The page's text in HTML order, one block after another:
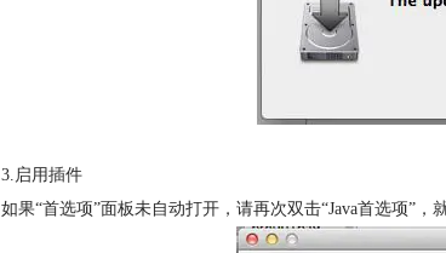
3.启用插件
如果“首选项”面板未自动打开，请再次双击“Java首选项”